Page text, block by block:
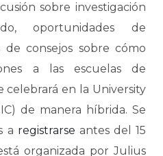
sobre investigación
oportunidades de
consejos sobre cómo
a las escuelas de
celebrará en la University
de manera híbrida. Se
a registrarse antes del 15
organizada por Julius